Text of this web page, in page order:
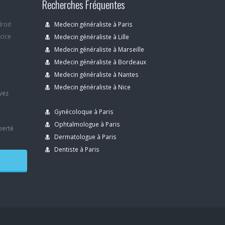
Recherches Fréquentes
Medecin généraliste à Paris
Medecin généraliste à Lille
Medecin généraliste à Marseille
Medecin généraliste à Bordeaux
Medecin généraliste à Nantes
Medecin généraliste à Nice
Gynécoloque à Paris
Ophtalmologue à Paris
Dermatologue à Paris
Dentiste à Paris